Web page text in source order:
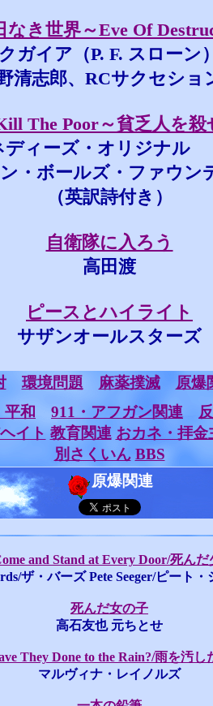
なき世界～Eve Of
ガイア（P. F. スローン
清志郎、RCサクセショ
The Poor～貧乏人を殺
ディーズ・オリジナル
・ボールズ・ファウン
（英訳詩付き）
自衛隊に入ろう
高田渡
ピースとハイライト
サザンオールスターズ
環境問題 麻薬撲滅
原爆
平和 911・アフガン関連
イト 教育関連 おカネ・拝金
別さくいん BBS
原爆関連
and Stand at Every Door/死んだ
ザ・バーズ Pete Seeger/ピート・
死んだ女の子
高石友也 元ちとせ
They Done to the Rain?/雨を汚し
マルヴィナ・レイノルズ